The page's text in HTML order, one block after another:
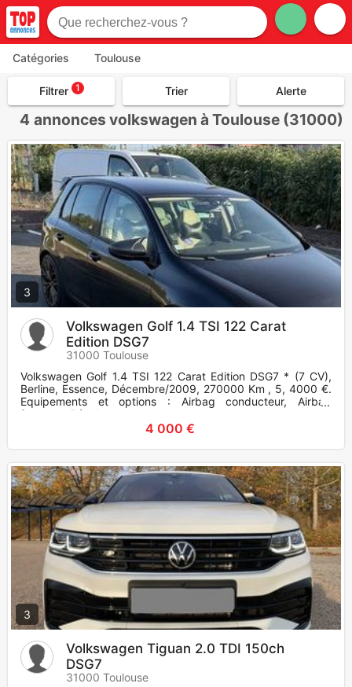
Catégories Toulouse
Filtrer 1 Trier Alerte
4 annonces volkswagen à Toulouse (31000)
3
Volkswagen Golf 1.4 TSI 122 Carat
Edition DSG7
31000 Toulouse
Volkswagen Golf 1.4 TSI 122 Carat Edition DSG7 * (7 CV),
Berline, Essence, Décembre/2009, 270000 Km , 5, 4000 €.
Equipements et options : Airbag conducteur, Airbag
frontaux, Régul
4 000 €
3
Volkswagen Tiguan 2.0 TDI 150ch
DSG7
31000 Toulouse